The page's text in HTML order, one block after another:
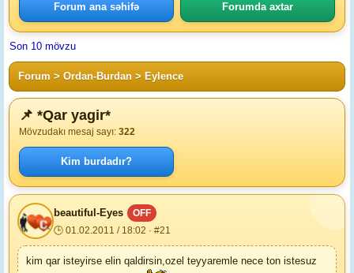
Forum ana səhifə Forumda axtar
Son 10 mövzu
Forum > Ordan-Burdan > Eylence
📌 *Qar yagir*
Mövzudakı mesaj sayı: 322
Kim burdadır?
beautiful-Eyes
OFF
🕒 01.02.2011 / 18:02 · #21
kim qar isteyirse elin qaldirsin,ozel teyyaremle nece ton istesuz